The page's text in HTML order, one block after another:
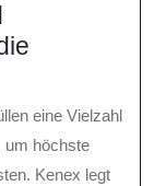
eine Vielzahl
um höchste
Kenex legt